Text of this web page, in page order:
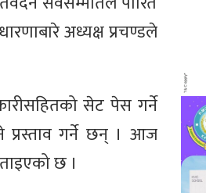
अध्यक्ष प्रचण्डले
सेट पेस गर्ने
प्रस्ताव गर्ने छन् । आज
छ ।